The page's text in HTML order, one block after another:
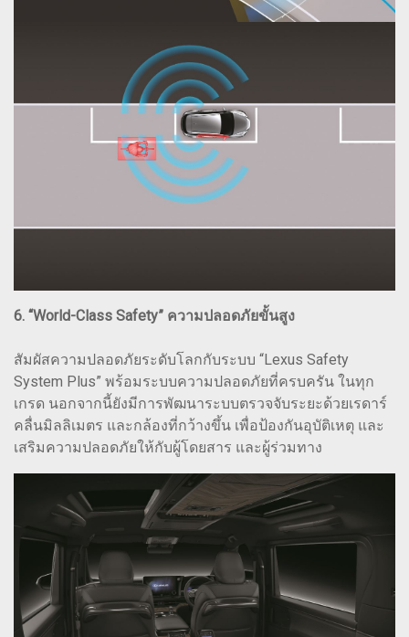
6. “World-Class Safety” ความปลอดภัยขั้นสูง
สัมผัสความปลอดภัยระดับโลกกับระบบ “Lexus Safety
System Plus” พร้อมระบบความปลอดภัยที่ครบครัน ในทุก
เกรด นอกจากนี้ยังมีการพัฒนาระบบตรวจจับระยะด้วยเรดาร์
คลื่นมิลลิเมตร และกล้องที่กว้างขึ้น เพื่อป้องกันอุบัติเหตุ และ
เสริมความปลอดภัยให้กับผู้โดยสาร และผู้ร่วมทาง